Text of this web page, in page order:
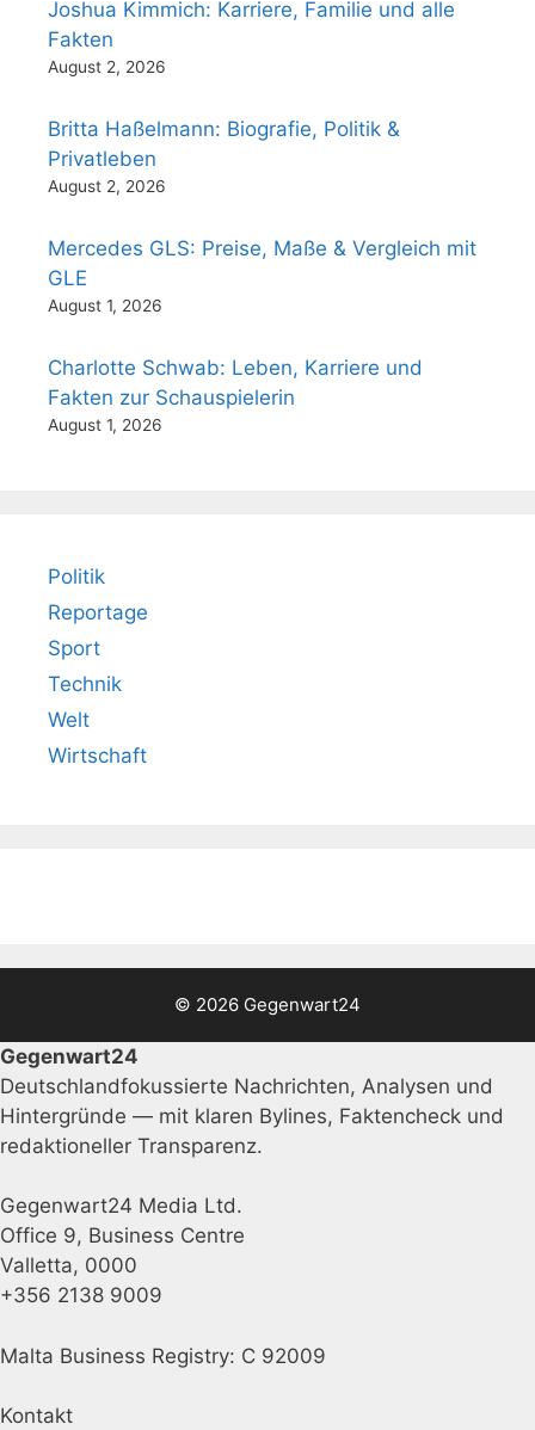
Joshua Kimmich: Karriere, Familie und alle
Fakten
August 2, 2026
Britta Haßelmann: Biografie, Politik &
Privatleben
August 2, 2026
Mercedes GLS: Preise, Maße & Vergleich mit
GLE
August 1, 2026
Charlotte Schwab: Leben, Karriere und
Fakten zur Schauspielerin
August 1, 2026
Politik
Reportage
Sport
Technik
Welt
Wirtschaft
© 2026 Gegenwart24
Gegenwart24
Deutschlandfokussierte Nachrichten, Analysen und
Hintergründe — mit klaren Bylines, Faktencheck und
redaktioneller Transparenz.
Gegenwart24 Media Ltd.
Office 9, Business Centre
Valletta, 0000
+356 2138 9009
Malta Business Registry: C 92009
Kontakt